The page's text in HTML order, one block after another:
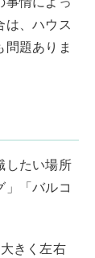
は、ハウス
題ありま
したい場所
「バルコ
きく左右